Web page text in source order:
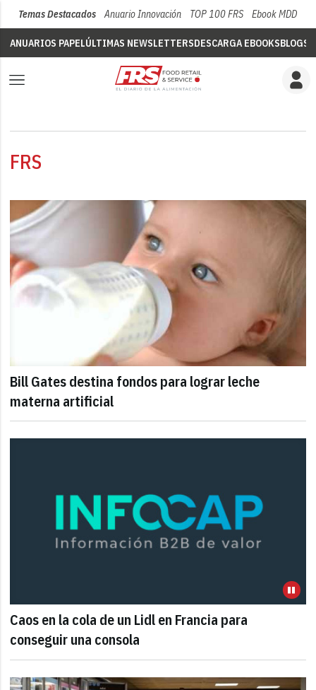
Temas Destacados Anuario Innovación TOP 100 FRS Ebook MDD
ANUARIOS PAPELÚLTIMAS NEWSLETTERSDESCARGA EBOOKSBLOGS
FRS
Bill Gates destina fondos para lograr leche
materna artificial
Caos en la cola de un Lidl en Francia para
conseguir una consola